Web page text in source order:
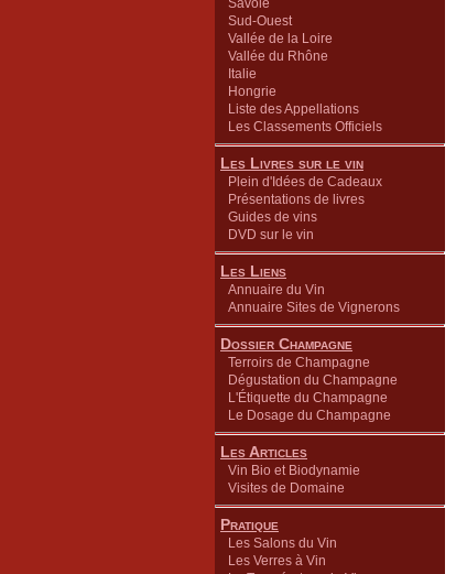
Savoie
Sud-Ouest
Vallée de la Loire
Vallée du Rhône
Italie
Hongrie
Liste des Appellations
Les Classements Officiels
Les Livres sur le vin
Plein d'Idées de Cadeaux
Présentations de livres
Guides de vins
DVD sur le vin
Les Liens
Annuaire du Vin
Annuaire Sites de Vignerons
Dossier Champagne
Terroirs de Champagne
Dégustation du Champagne
L'Étiquette du Champagne
Le Dosage du Champagne
Les Articles
Vin Bio et Biodynamie
Visites de Domaine
Pratique
Les Salons du Vin
Les Verres à Vin